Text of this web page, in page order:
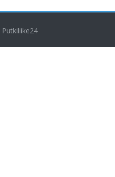
Putkiliike24